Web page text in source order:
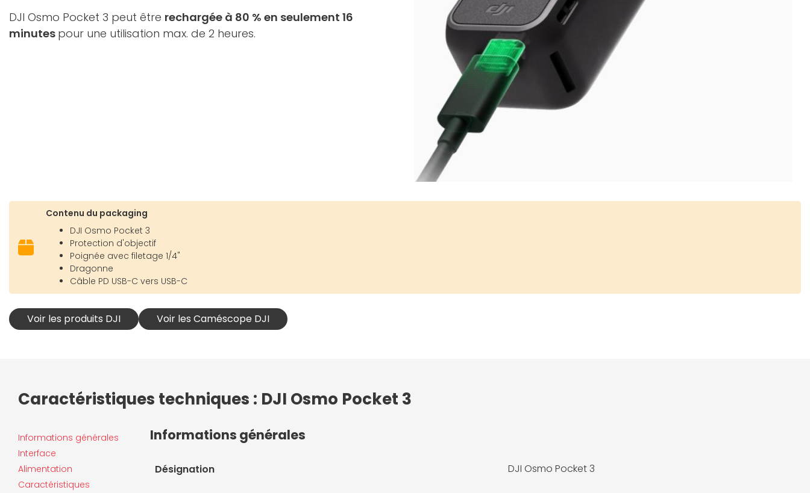
DJI Osmo Pocket 3 peut être rechargée à 80 % en seulement 16
minutes pour une utilisation max. de 2 heures.
Contenu du packaging
DJI Osmo Pocket 3
Protection d'objectif
Poignée avec filetage 1/4"
Dragonne
Câble PD USB-C vers USB-C
Voir les produits DJI Voir les Caméscope DJI
Caractéristiques techniques : DJI Osmo Pocket 3
Informations générales
Interface
Alimentation
Caractéristiques
Informations générales
Désignation DJI Osmo Pocket 3